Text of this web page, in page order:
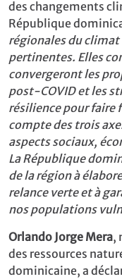
des changements
République
régionales du climat
pertinentes. Elles
convergeront les
post-COVID et les
résilience pour faire
compte des trois
aspects sociaux,
La République
de la région à
relance verte et à
nos populations
Orlando Jorge Mera,
des ressources
dominicaine, a